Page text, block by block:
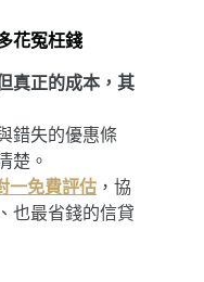
花冤枉錢
真正的成本，其
錯失的優惠條
楚。
一免費評估 ，協
也最省錢的信貸